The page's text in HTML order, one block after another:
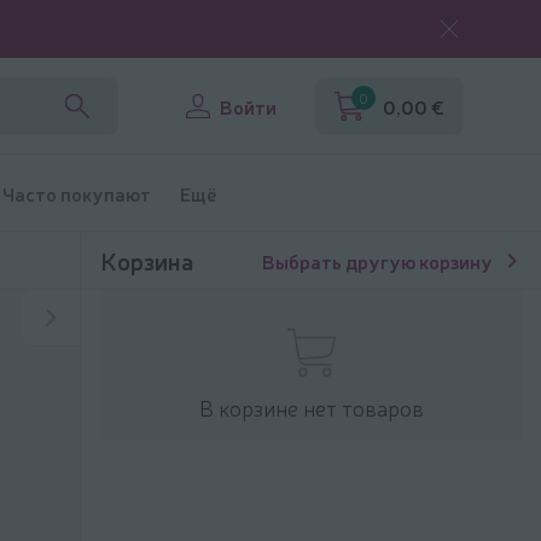
Войти 0 0,00 €
Часто покупают Ещё
Корзина Выбрать другую корзину
В корзине нет товаров